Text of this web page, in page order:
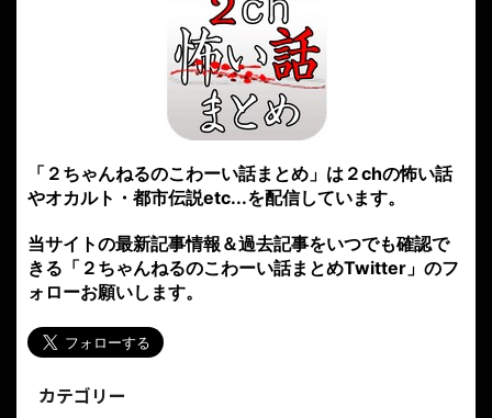
「２ちゃんねるのこわーい話まとめ」は２chの怖い話
やオカルト・都市伝説etc...を配信しています。
当サイトの最新記事情報＆過去記事をいつでも確認で
きる「２ちゃんねるのこわーい話まとめTwitter」のフ
ォローお願いします。
カテゴリー